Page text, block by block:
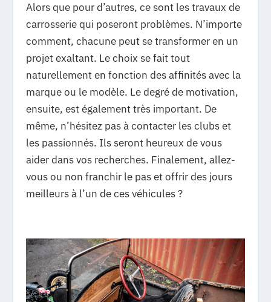
Alors que pour d’autres, ce sont les travaux de
carrosserie qui poseront problèmes. N’importe
comment, chacune peut se transformer en un
projet exaltant. Le choix se fait tout
naturellement en fonction des affinités avec la
marque ou le modèle. Le degré de motivation,
ensuite, est également très important. De
même, n’hésitez pas à contacter les clubs et
les passionnés. Ils seront heureux de vous
aider dans vos recherches. Finalement, allez-
vous ou non franchir le pas et offrir des jours
meilleurs à l’un de ces véhicules ?